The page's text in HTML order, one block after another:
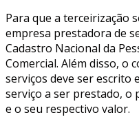
Para que a terceirização
empresa prestadora de
Cadastro Nacional da
Comercial. Além disso, o
serviços deve ser escrito
serviço a ser prestado, o
e o seu respectivo valor.